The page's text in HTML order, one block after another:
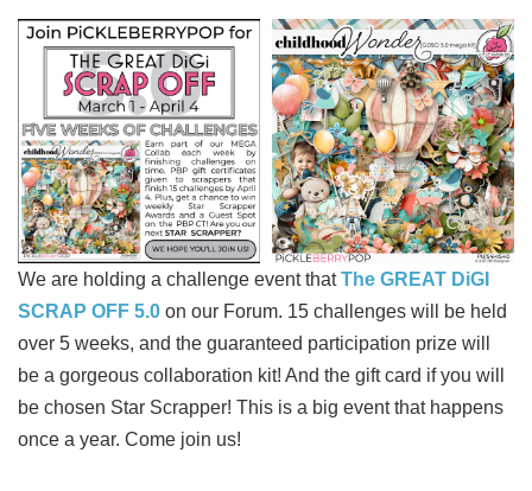
We are holding a challenge event thatThe GREAT DiGI
SCRAP OFF 5.0 on our Forum. 15 challenges will be held
over 5 weeks, and the guaranteed participation prize will
be a gorgeous collaboration kit! And the gift card if you will
be chosen Star Scrapper! This is a big event that happens
once a year. Come join us!